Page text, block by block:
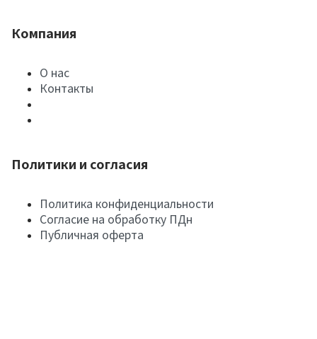
Компания
О нас
Контакты
Политики и согласия
Политика конфиденциальности
Согласие на обработку ПДн
Публичная оферта